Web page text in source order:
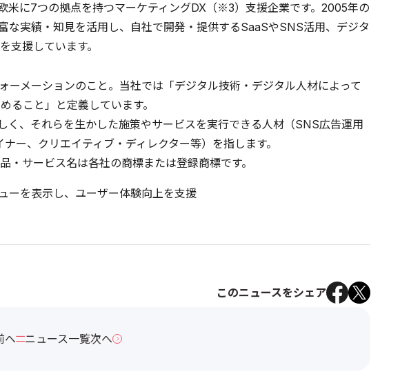
米に7つの拠点を持つマーケティングDX（※3）支援企業です。2005年の
実績・知見を活用し、自社で開発・提供するSaaSやSNS活用、デジタ
援しています。
メーションのこと。当社では「デジタル技術・デジタル人材によって
ること」と定義しています。
、それらを生かした施策やサービスを実行できる人材（SNS広告運用
ー、クリエイティブ・ディレクター等）を指します。
サービス名は各社の商標または登録商標です。
ーを表示し、ユーザー体験向上を支援
このニュースをシェア
へ ニュース一覧次へ